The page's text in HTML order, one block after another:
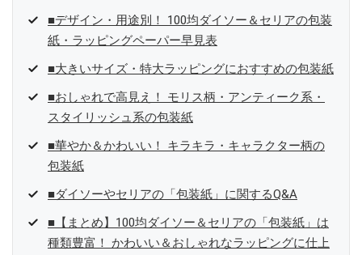
■デザイン・用途別！ 100均ダイソー＆セリアの包装
紙・ラッピングペーパー早見表
■大きいサイズ・特大ラッピングにおすすめの包装紙
■おしゃれで高見え！ モリス柄・アンティーク系・
スタイリッシュ系の包装紙
■華やか＆かわいい！ キラキラ・キャラクター柄の
包装紙
■ダイソーやセリアの「包装紙」に関するQ&A
■【まとめ】100均ダイソー＆セリアの「包装紙」は
種類豊富！ かわいい＆おしゃれなラッピングに仕上